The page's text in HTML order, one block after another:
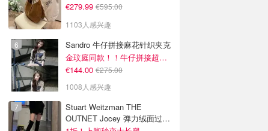
€279.99 €595.00
1103人感兴趣
Sandro 牛仔拼接麻花针织夹克
金玟庭同款！！牛仔拼接超有层次感
€144.00 €275.00
1008人感兴趣
Stuart Weitzman THE
OUTNET Jocey 弹力绒面过膝